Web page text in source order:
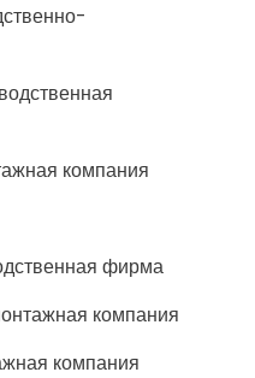
компания
фирма
компания
компания